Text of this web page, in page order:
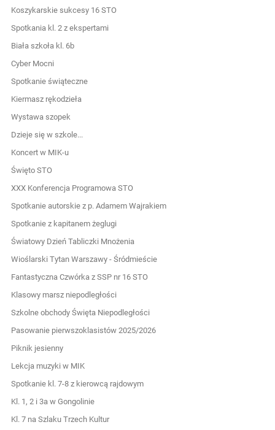
Koszykarskie sukcesy 16 STO
Spotkania kl. 2 z ekspertami
Biała szkoła kl. 6b
Cyber Mocni
Spotkanie świąteczne
Kiermasz rękodzieła
Wystawa szopek
Dzieje się w szkole...
Koncert w MIK-u
Święto STO
XXX Konferencja Programowa STO
Spotkanie autorskie z p. Adamem Wajrakiem
Spotkanie z kapitanem żeglugi
Światowy Dzień Tabliczki Mnożenia
Wioślarski Tytan Warszawy - Śródmieście
Fantastyczna Czwórka z SSP nr 16 STO
Klasowy marsz niepodległości
Szkolne obchody Święta Niepodległości
Pasowanie pierwszoklasistów 2025/2026
Piknik jesienny
Lekcja muzyki w MIK
Spotkanie kl. 7-8 z kierowcą rajdowym
Kl. 1, 2 i 3a w Gongolinie
Kl. 7 na Szlaku Trzech Kultur